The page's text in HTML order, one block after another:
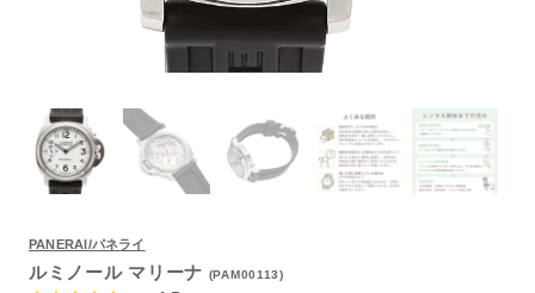
PANERAI/パネライ
ルミノール マリーナ (PAM00113)
よくあるご質問